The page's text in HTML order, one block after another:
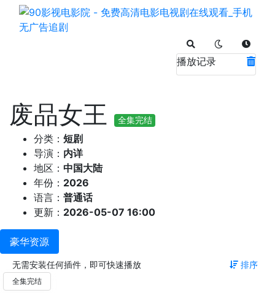
播放记录
废品女王 全集完结
分类： 短剧
导演： 内详
地区： 中国大陆
年份： 2026
语言： 普通话
更新： 2026-05-07 16:00
豪华资源
无需安装任何插件，即可快速播放 排序
全集完结